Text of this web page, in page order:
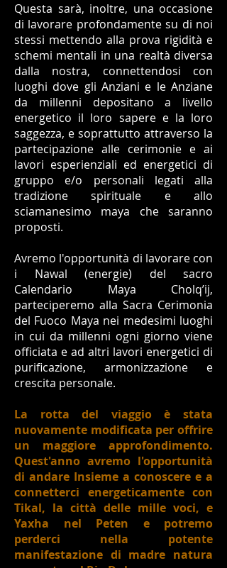
Questa sarà, inoltre, una occasione
di lavorare profondamente su di noi
stessi mettendo alla prova rigidità e
schemi mentali in una realtà diversa
dalla nostra, connettendosi con
luoghi dove gli Anziani e le Anziane
da millenni depositano a livello
energetico il loro sapere e la loro
saggezza, e soprattutto attraverso la
partecipazione alle cerimonie e ai
lavori esperienziali ed energetici di
gruppo e/o personali legati alla
tradizione spirituale e allo
sciamanesimo maya che saranno
proposti.
Avremo l'opportunità di lavorare con
i Nawal (energie) del sacro
Calendario Maya Cholq’ij,
parteciperemo alla Sacra Cerimonia
del Fuoco Maya nei medesimi luoghi
in cui da millenni ogni giorno viene
officiata e ad altri lavori energetici di
purificazione, armonizzazione e
crescita personale.
La rotta del viaggio è stata
nuovamente modificata per offrire
un maggiore approfondimento.
Quest'anno avremo l'opportunità
di andare Insieme a conoscere e a
connetterci energeticamente con
Tikal, la città delle mille voci, e
Yaxha nel Peten e potremo
perderci nella potente
manifestazione di madre natura